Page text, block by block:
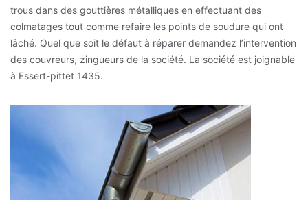
trous dans des gouttières métalliques en effectuant des
colmatages tout comme refaire les points de soudure qui ont
lâché. Quel que soit le défaut à réparer demandez l’intervention
des couvreurs, zingueurs de la société. La société est joignable
à Essert-pittet 1435.